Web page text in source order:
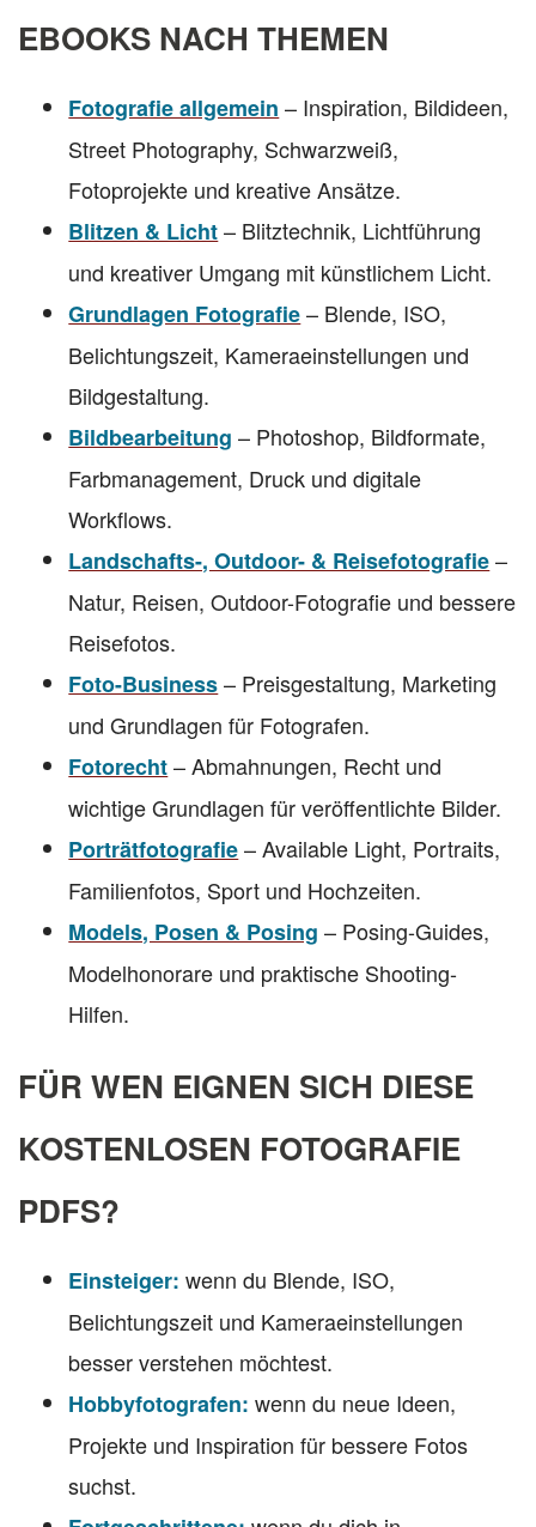
EBOOKS NACH THEMEN
Fotografie allgemein – Inspiration, Bildideen,
Street Photography, Schwarzweiß,
Fotoprojekte und kreative Ansätze.
Blitzen & Licht– Blitztechnik, Lichtführung
und kreativer Umgang mit künstlichem Licht.
Grundlagen Fotografie– Blende, ISO,
Belichtungszeit, Kameraeinstellungen und
Bildgestaltung.
Bildbearbeitung – Photoshop, Bildformate,
Farbmanagement, Druck und digitale
Workflows.
Landschafts-, Outdoor- & Reisefotografie–
Natur, Reisen, Outdoor-Fotografie und bessere
Reisefotos.
Foto-Business– Preisgestaltung, Marketing
und Grundlagen für Fotografen.
Fotorecht– Abmahnungen, Recht und
wichtige Grundlagen für veröffentlichte Bilder.
Porträtfotografie– Available Light, Portraits,
Familienfotos, Sport und Hochzeiten.
Models, Posen & Posing – Posing-Guides,
Modelhonorare und praktische Shooting-
Hilfen.
FÜR WEN EIGNEN SICH DIESE
KOSTENLOSEN FOTOGRAFIE
PDFS?
Einsteiger: wenn du Blende, ISO,
Belichtungszeit und Kameraeinstellungen
besser verstehen möchtest.
Hobbyfotografen: wenn du neue Ideen,
Projekte und Inspiration für bessere Fotos
suchst.